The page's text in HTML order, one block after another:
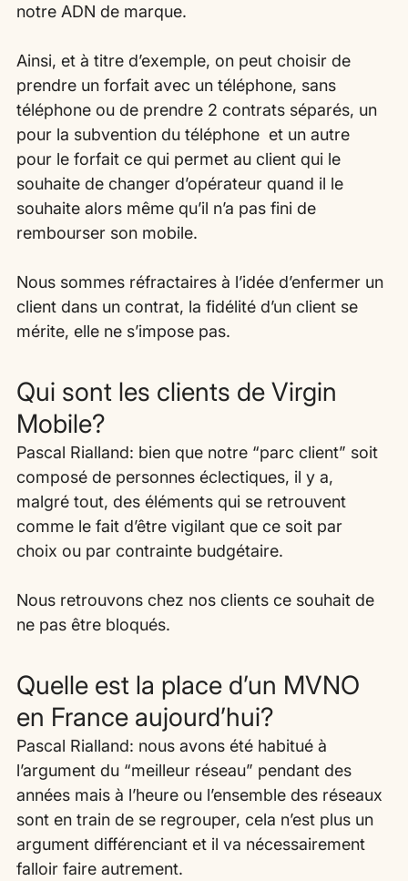
notre ADN de marque.
Ainsi, et à titre d’exemple, on peut choisir de
prendre un forfait avec un téléphone, sans
téléphone ou de prendre 2 contrats séparés, un
pour la subvention du téléphone  et un autre
pour le forfait ce qui permet au client qui le
souhaite de changer d’opérateur quand il le
souhaite alors même qu’il n’a pas fini de
rembourser son mobile.
Nous sommes réfractaires à l’idée d’enfermer un
client dans un contrat, la fidélité d’un client se
mérite, elle ne s’impose pas.
Qui sont les clients de Virgin
Mobile?
Pascal Rialland: bien que notre “parc client” soit
composé de personnes éclectiques, il y a,
malgré tout, des éléments qui se retrouvent
comme le fait d’être vigilant que ce soit par
choix ou par contrainte budgétaire.
Nous retrouvons chez nos clients ce souhait de
ne pas être bloqués.
Quelle est la place d’un MVNO
en France aujourd’hui?
Pascal Rialland: nous avons été habitué à
l’argument du “meilleur réseau” pendant des
années mais à l’heure ou l’ensemble des réseaux
sont en train de se regrouper, cela n’est plus un
argument différenciant et il va nécessairement
falloir faire autrement.